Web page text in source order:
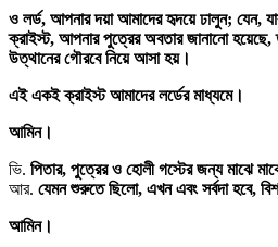
ও লর্ড, আপনার দয়া আমাদের হৃদয়ে ঢালুন; যেন,
ক্রাইস্ট, আপনার পুত্রের অবতার জানানো হয়েছে,
উত্থানের গৌরবে নিয়ে আসা হয়।
এই একই ক্রাইস্ট আমাদের লর্ডের মাধ্যমে।
আমিন।
ভি. পিতার, পুত্রের ও হোলী গস্টের জন্য মাঝে
আর. যেমন শুরুতে ছিলো, এখন এবং সর্বদা হবে,
আমিন।